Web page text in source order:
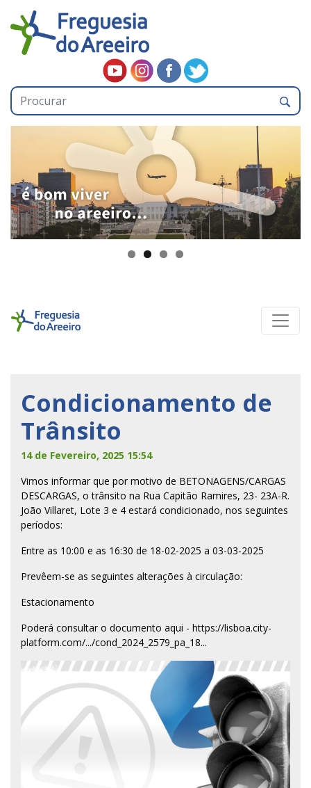
Condicionamento de
Trânsito
14 de Fevereiro, 2025 15:54
Vimos informar que por motivo de BETONAGENS/CARGAS
DESCARGAS, o trânsito na Rua Capitão Ramires, 23- 23A-R.
João Villaret, Lote 3 e 4 estará condicionado, nos seguintes
períodos:
Entre as 10:00 e as 16:30 de 18-02-2025 a 03-03-2025
Prevêem-se as seguintes alterações à circulação:
Estacionamento
Poderá consultar o documento aqui - https://lisboa.city-
platform.com/.../cond_2024_2579_pa_18...